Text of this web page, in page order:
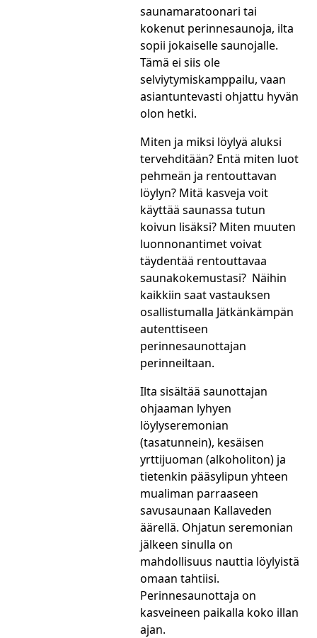
saunamaratoonari tai
kokenut perinnesaunoja, ilta
sopii jokaiselle saunojalle.
Tämä ei siis ole
selviytymiskamppailu, vaan
asiantuntevasti ohjattu hyvän
olon hetki.
Miten ja miksi löylyä aluksi
tervehditään? Entä miten luot
pehmeän ja rentouttavan
löylyn? Mitä kasveja voit
käyttää saunassa tutun
koivun lisäksi? Miten muuten
luonnonantimet voivat
täydentää rentouttavaa
saunakokemustasi? Näihin
kaikkiin saat vastauksen
osallistumalla Jätkänkämpän
autenttiseen
perinnesaunottajan
perinneiltaan.
Ilta sisältää saunottajan
ohjaaman lyhyen
löylyseremonian
(tasatunnein), kesäisen
yrttijuoman (alkoholiton) ja
tietenkin pääsylipun yhteen
mualiman parraaseen
savusaunaan Kallaveden
äärellä. Ohjatun seremonian
jälkeen sinulla on
mahdollisuus nauttia löylyistä
omaan tahtiisi.
Perinnesaunottaja on
kasveineen paikalla koko illan
ajan.